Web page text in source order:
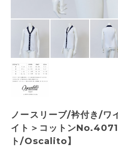
ノースリーブ/衿付き/ワ
イト＞コットン
ト/Oscalito】